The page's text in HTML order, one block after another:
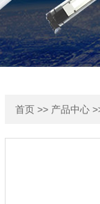
首页 >> 产品中心